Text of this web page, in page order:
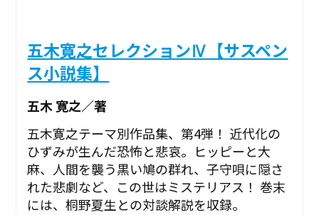
五木寛之セレクションⅣ【サスペン
ス小説集】
五木 寛之／著
五木寛之テーマ別作品集、第4弾！ 近代化の
ひずみが生んだ恐怖と悲哀。ヒッピーと大
麻、人間を襲う黒い鳩の群れ、子守唄に隠さ
れた悲劇など、この世はミステリアス！ 巻末
には、桐野夏生との対談解説を収録。